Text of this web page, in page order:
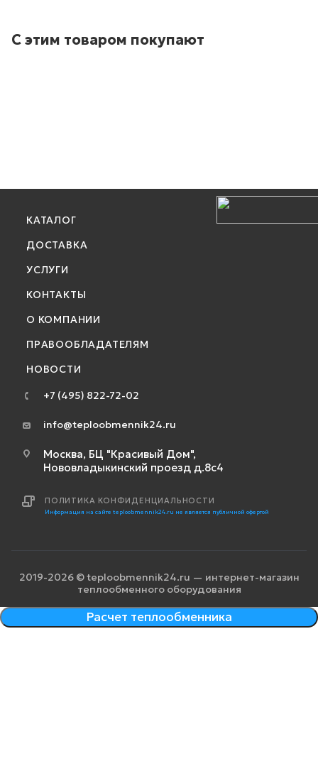
С этим товаром покупают
КАТАЛОГ
ДОСТАВКА
УСЛУГИ
КОНТАКТЫ
О КОМПАНИИ
ПРАВООБЛАДАТЕЛЯМ
НОВОСТИ
+7 (495) 822-72-02
info@teploobmennik24.ru
Москва, БЦ "Красивый Дом",
Нововладыкинский проезд д.8с4
ПОЛИТИКА КОНФИДЕНЦИАЛЬНОСТИ
Информация на сайте teploobmennik24.ru не является публичной офертой
2019-2026 © teploobmennik24.ru — интернет-магазин
теплообменного оборудования
Расчет теплообменника